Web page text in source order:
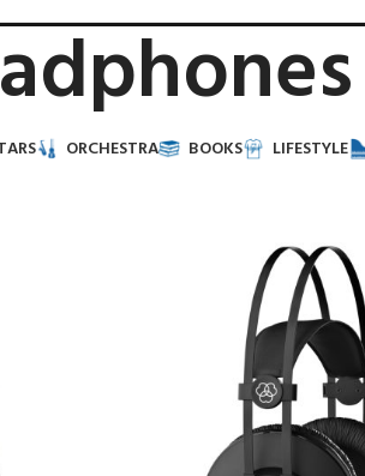
ORCHESTRA BOOKS LIFESTYLE